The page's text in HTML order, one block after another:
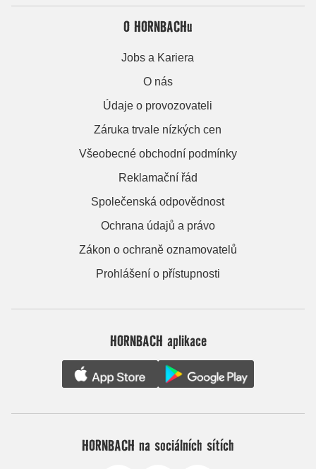
O HORNBACHu
Jobs a Kariera
O nás
Údaje o provozovateli
Záruka trvale nízkých cen
Všeobecné obchodní podmínky
Reklamační řád
Společenská odpovědnost
Ochrana údajů a právo
Zákon o ochraně oznamovatelů
Prohlášení o přístupnosti
HORNBACH aplikace
HORNBACH na sociálních sítích